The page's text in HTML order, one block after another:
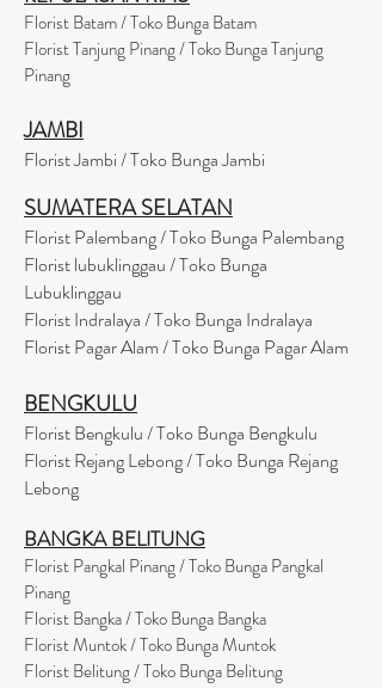
Florist Batam / Toko Bunga Batam
Florist Tanjung Pinang / Toko Bunga Tanjung
Pinang
JAMBI
Florist Jambi / Toko Bunga Jambi
SUMATERA SELATAN
Florist Palembang / Toko Bunga Palembang
Florist lubuklinggau / Toko Bunga
Lubuklinggau
Florist Indralaya / Toko Bunga Indralaya
Florist Pagar Alam / Toko Bunga Pagar Alam
BENGKULU
Florist Bengkulu / Toko Bunga Bengkulu
Florist Rejang Lebong / Toko Bunga Rejang
Lebong
BANGKA BELITUNG
Florist Pangkal Pinang / Toko Bunga Pangkal
Pinang
Florist Bangka / Toko Bunga Bangka
Florist Muntok / Toko Bunga Muntok
Florist Belitung / Toko Bunga Belitung